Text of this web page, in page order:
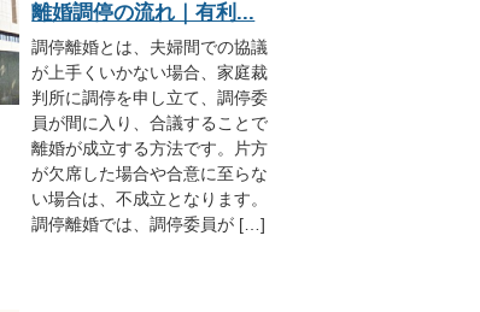
離婚調停の流れ｜有利...
調停離婚とは、夫婦間での協議
が上手くいかない場合、家庭裁
判所に調停を申し立て、調停委
員が間に入り、合議することで
離婚が成立する方法です。片方
が欠席した場合や合意に至らな
い場合は、不成立となります。
調停離婚では、調停委員が […]